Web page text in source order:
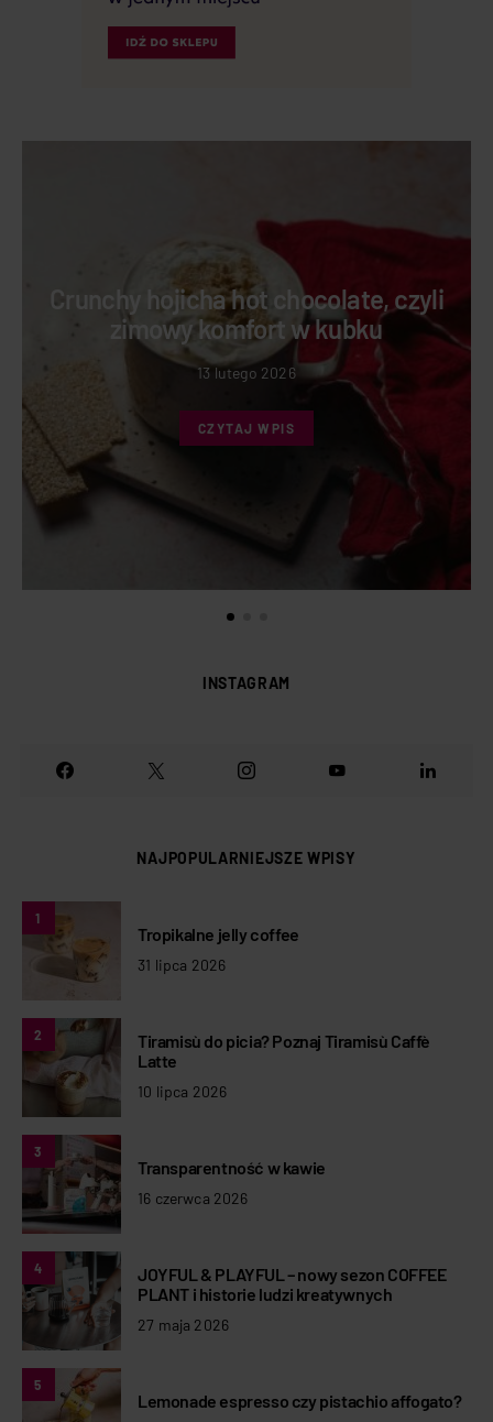
Crunchy hojicha hot chocolate, czyli
zimowy komfort w kubku
13 lutego 2026
CZYTAJ WPIS
INSTAGRAM
NAJPOPULARNIEJSZE WPISY
1
Tropikalne jelly coffee
31 lipca 2026
2
Tiramisù do picia? Poznaj Tiramisù Caffè
Latte
10 lipca 2026
3
Transparentność w kawie
16 czerwca 2026
4
JOYFUL & PLAYFUL – nowy sezon COFFEE
PLANT i historie ludzi kreatywnych
27 maja 2026
5
Lemonade espresso czy pistachio affogato?